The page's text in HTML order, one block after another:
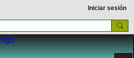
Iniciar sesión